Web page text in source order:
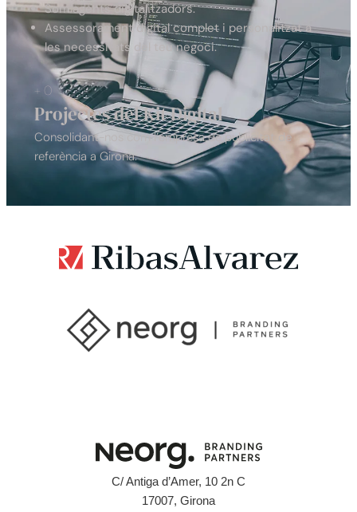
Som agents digitalitzadors.
Assessorament digital complet i personalitzat a
les necessitats del teu negoci.
+ 0
Projectes del Kit Digital
Consolidant-nos com l’empresa de publicitat de
referència a Girona.
C/ Antiga d’Amer, 10 2n C
17007, Girona